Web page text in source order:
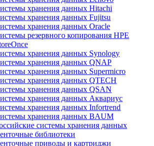
хранения данных Hitachi
хранения данных Fujitsu
хранения данных Oracle
резервного копирования HPE
хранения данных Synology
хранения данных QNAP
хранения данных Supermicro
хранения данных QTECH
хранения данных QSAN
хранения данных Аквариус
хранения данных Infortrend
хранения данных BAUM
системы хранения данных
библиотеки
приводы и картриджи